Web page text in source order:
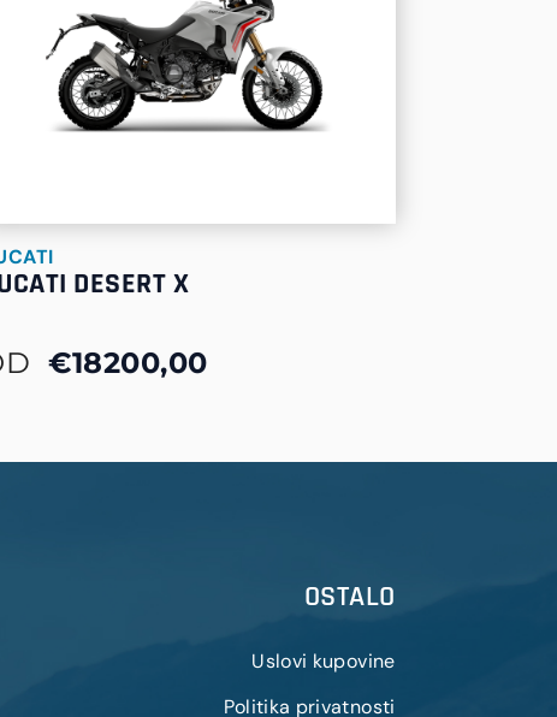
DESERT X
€18200,00
OSTALO
Uslovi kupovine
Politika privatnosti